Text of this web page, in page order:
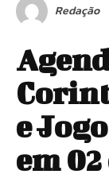
Redação
e
em